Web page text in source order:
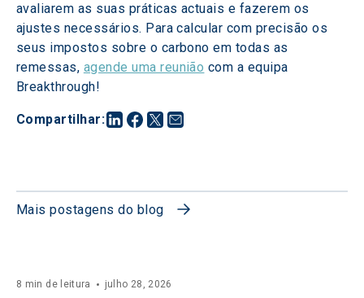
Compartilhar:
avaliarem as suas práticas actuais e fazerem os
ajustes necessários. Para calcular com precisão os
seus impostos sobre o carbono em todas as
remessas, agende uma reunião com a equipa
Breakthrough!
Mais postagens do blog
8 min de leitura julho 28, 2026